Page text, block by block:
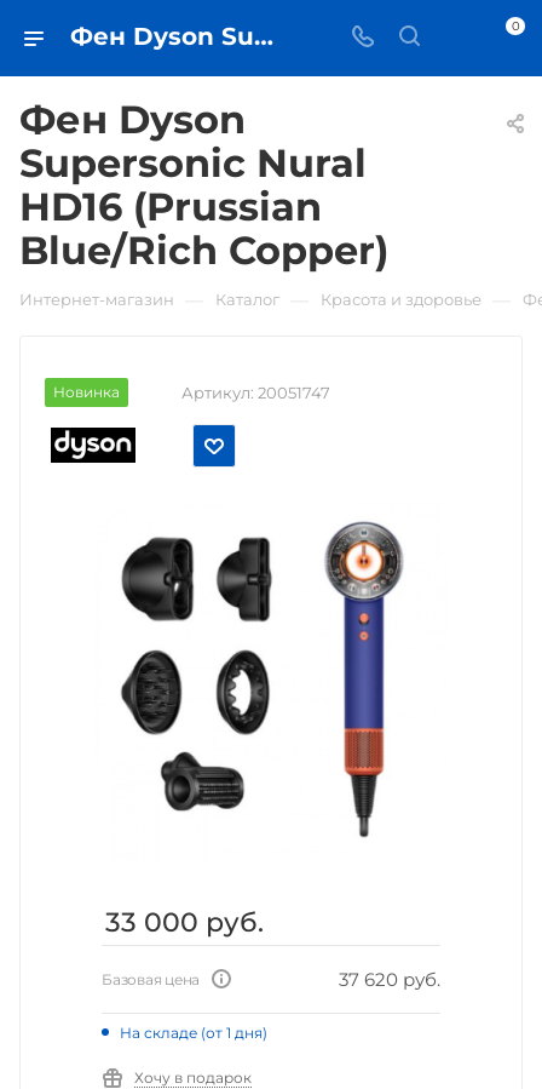
Фен Dyson Supersonic Nural HD16 (Prussian Blue/Rich Copper) • купить в Самаре - iЧехол 0
Фен Dyson
Supersonic Nural
HD16 (Prussian
Blue/Rich Copper)
Интернет-магазин Каталог Красота и здоровье
Новинка Артикул: 20051747
33 000 руб.
Базовая цена 37 620 руб.
На складе (от 1 дня)
Хочу в подарок